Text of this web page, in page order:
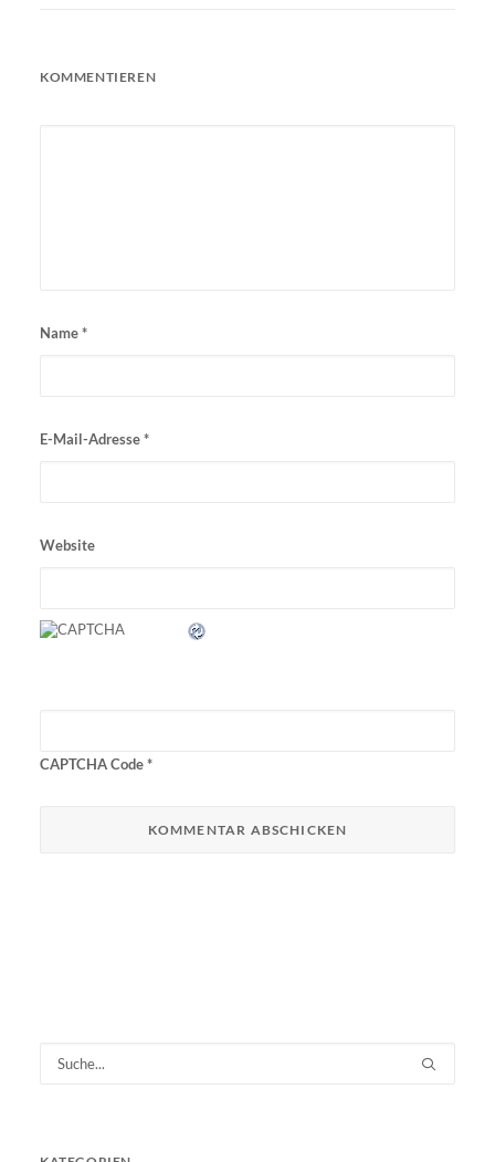
KOMMENTIEREN
Name*
E-Mail-Adresse*
Website
CAPTCHA Code*